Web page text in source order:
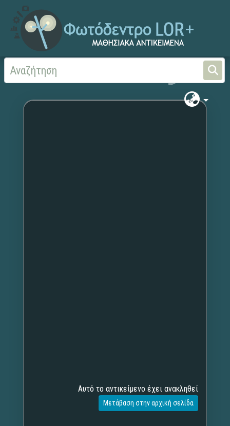
Αρχική Χωρίς τίτλο
Αυτό το αντικείμενο έχει ανακληθεί
Μετάβαση στην αρχική σελίδα